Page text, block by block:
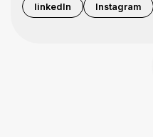
linkedIn Instagram